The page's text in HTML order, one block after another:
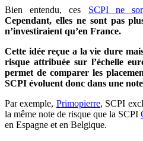
Bien entendu, ces SCPI ne
Cependant, elles ne sont pas
n’investiraient qu’en France.
Cette idée reçue a la vie dure
risque attribuée sur l’échelle
permet de comparer les
SCPI évoluent donc dans une
Par exemple, Primopierre, SCPI
la même note de risque que la SCPI
en Espagne et en Belgique.